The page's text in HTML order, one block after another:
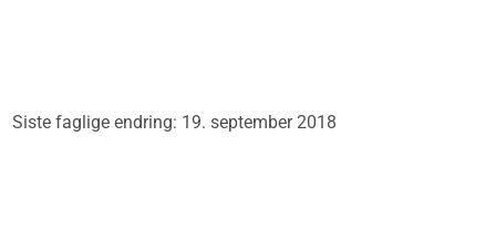
Siste faglige endring: 19. september 2018